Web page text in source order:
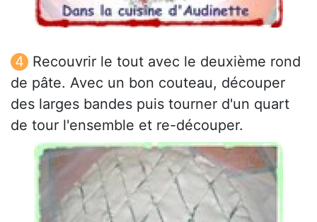
Recouvrir le tout avec le deuxième rond
de pâte. Avec un bon couteau, découper
des larges bandes puis tourner d'un quart
de tour l'ensemble et re-découper.